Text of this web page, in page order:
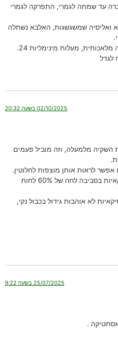
עד שמתה לגמרי, התפרקה לגמרי
ואליסיה שמשגשגות, האלבא נשתלה
מעלות מינימליות 24.
לגדל
02/10/2025 בשעה 20:32
השקיה מלמעלה, וזה מוביל פעמים
אפשר לראות אותן מוצפות לחלוטין.
יש לגדל את החמאיות המקסיקאיות בסביבה לחה של 60% לחות
לא אוהבות גידול בכבול נקי,
25/07/2025 בשעה 9:22
.